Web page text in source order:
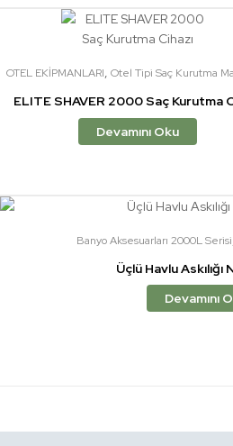
OTEL EKİPMANLARI, Otel Tipi Saç Kurutma
ELITE SHAVER 2000 Saç Kurutma
Devamını Oku
Banyo Aksesuarları 2000L Serisi
Üçlü Havlu
Devamını